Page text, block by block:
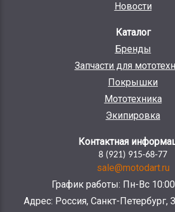
Новости
Каталог
Бренды
Запчасти для
Покрышки
Мототехника
Экипировка
Контактная
8 (921) 915-68-77
sale@motodart.ru
График работы: Пн-Вс
Адрес: Россия, Санкт-Петербург,